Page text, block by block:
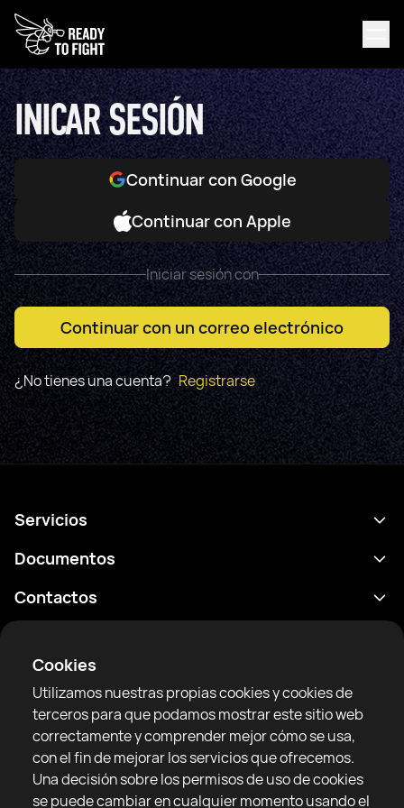
Cookies
Utilizamos nuestras propias cookies y cookies de
terceros para que podamos mostrar este sitio web
correctamente y comprender mejor cómo se usa,
con el fin de mejorar los servicios que ofrecemos.
Una decisión sobre los permisos de uso de cookies
se puede cambiar en cualquier momento usando el
INICAR SESIÓN
Continuar con Google
Continuar con Apple
Iniciar sesión con
Continuar con un correo electrónico
¿No tienes una cuenta? Registrarse
RTF United service limited
6 Burrows court, Liverpool, Reino Unido
Servicios
Calendario
Clasificaciones
Noticias
Artículos
Sparring Finder
Documentos
Política de privacidad
Condiciones de uso
Reglas de la comunidad
Contactos